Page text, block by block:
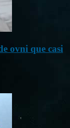
ovni que casi